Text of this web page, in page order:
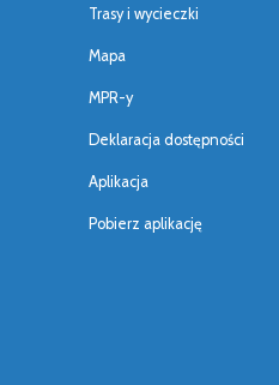
Trasy i wycieczki
Mapa
MPR-y
Deklaracja dostępności
Aplikacja
Pobierz aplikację